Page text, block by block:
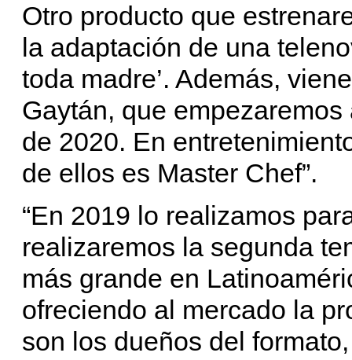
Otro producto que
la adaptación de una
toda madre’. Además,
Gaytán, que
de 2020. En
de ellos es Master Chef”.
“En 2019 lo realizamos
realizaremos la segunda
más grande en
ofreciendo al mercado la
son los dueños del